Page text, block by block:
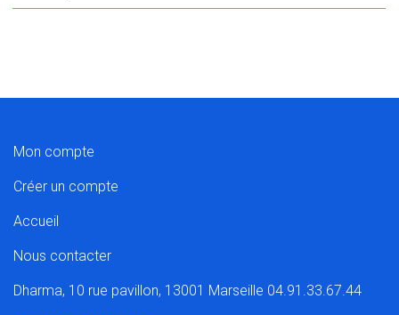
Mon compte
Créer un compte
Accueil
Nous contacter
Dharma, 10 rue pavillon, 13001 Marseille 04.91.33.67.44